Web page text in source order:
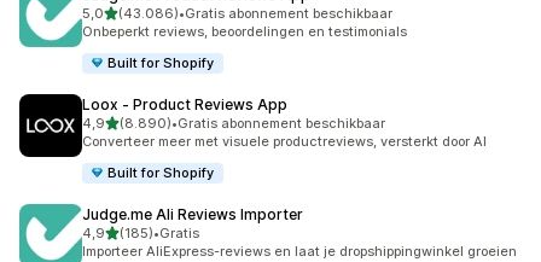
5,0van 5 sterren
(43.086)
43086 recensies in totaal
•Gratis abonnement beschikbaar
Onbeperkt reviews, beoordelingen en testimonials
Built for Shopify
Loox ‑ Product Reviews App
4,9van 5 sterren
(8.890)
8890 recensies in totaal
•Gratis abonnement beschikbaar
Converteer meer met visuele productreviews, versterkt door AI
Built for Shopify
Judge.me Ali Reviews Importer
4,9van 5 sterren
(185)
185 recensies in totaal
•Gratis
Importeer AliExpress-reviews en laat je dropshippingwinkel groeien